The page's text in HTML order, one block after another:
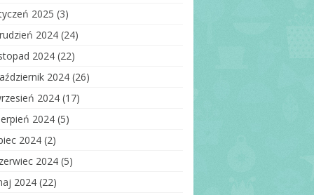
2025 (3)
2024 (24)
2024 (22)
2024 (26)
2024 (17)
2024 (5)
2024 (2)
2024 (5)
2024 (22)